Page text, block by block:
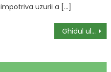
uzurii a […]
Ghidul uleiului pentru motociclete: alegerea corectă pentru performanță și protecție